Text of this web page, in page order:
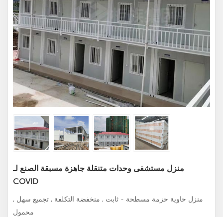
منزل مستشفى وحدات متنقلة جاهزة مسبقة الصنع لـ
COVID
منزل حاوية حزمة مسطحة - ثابت , منخفضة التكلفة , تجميع سهل ,
محمول